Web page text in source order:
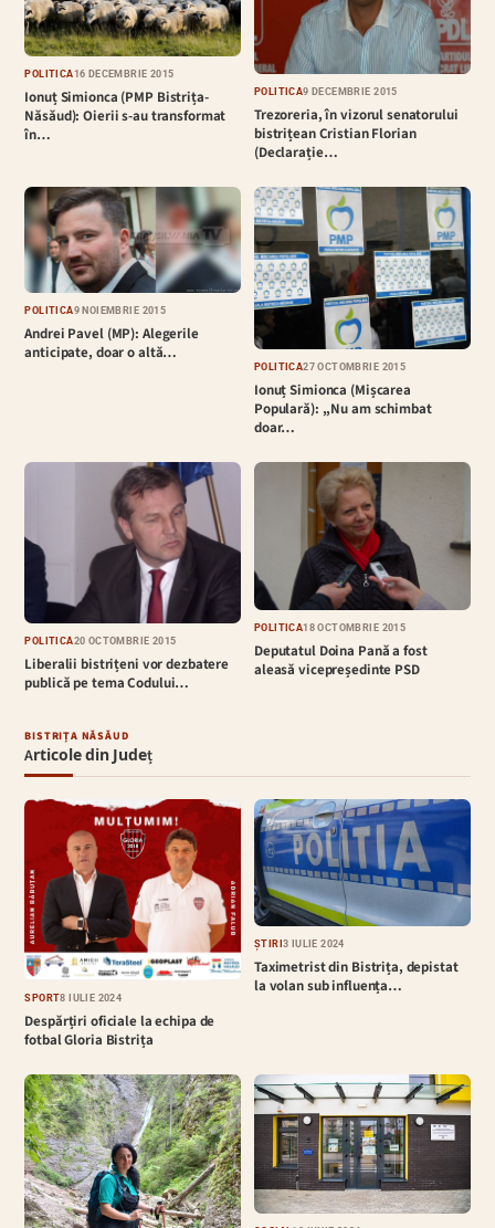
POLITICĂ16 DECEMBRIE 2015
Ionuț Simionca (PMP Bistrița-
Năsăud): Oierii s-au transformat
în…
POLITICĂ9 DECEMBRIE 2015
Trezoreria, în vizorul senatorului
bistrițean Cristian Florian
(Declarație…
POLITICĂ9 NOIEMBRIE 2015
Andrei Pavel (MP): Alegerile
anticipate, doar o altă…
POLITICĂ27 OCTOMBRIE 2015
Ionuț Simionca (Mișcarea
Populară): ,,Nu am schimbat
doar…
POLITICĂ20 OCTOMBRIE 2015
Liberalii bistrițeni vor dezbatere
publică pe tema Codului…
POLITICĂ18 OCTOMBRIE 2015
Deputatul Doina Pană a fost
aleasă vicepreședinte PSD
BISTRIȚA NĂSĂUD
Articole din Județ
SPORT8 IULIE 2024
Despărțiri oficiale la echipa de
fotbal Gloria Bistrița
ȘTIRI3 IULIE 2024
Taximetrist din Bistrița, depistat
la volan sub influența…